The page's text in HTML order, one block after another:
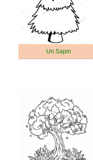
Un Sapin